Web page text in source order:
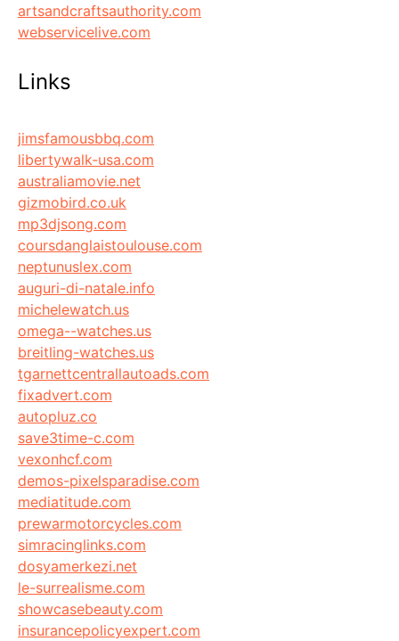
artsandcraftsauthority.com
webservicelive.com
Links
jimsfamousbbq.com
libertywalk-usa.com
australiamovie.net
gizmobird.co.uk
mp3djsong.com
coursdanglaistoulouse.com
neptunuslex.com
auguri-di-natale.info
michelewatch.us
omega--watches.us
breitling-watches.us
tgarnettcentrallautoads.com
fixadvert.com
autopluz.co
save3time-c.com
vexonhcf.com
demos-pixelsparadise.com
mediatitude.com
prewarmotorcycles.com
simracinglinks.com
dosyamerkezi.net
le-surrealisme.com
showcasebeauty.com
insurancepolicyexpert.com